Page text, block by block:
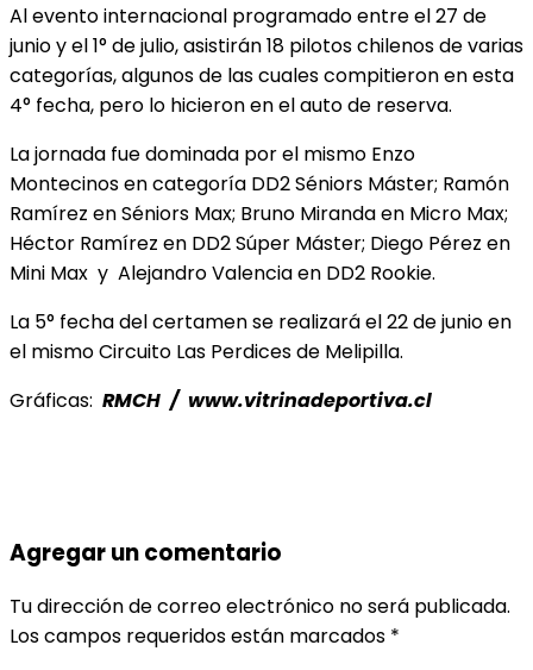
Al evento internacional programado entre el 27 de
junio y el 1° de julio, asistirán 18 pilotos chilenos de varias
categorías, algunos de las cuales compitieron en esta
4° fecha, pero lo hicieron en el auto de reserva.
La jornada fue dominada por el mismo Enzo
Montecinos en categoría DD2 Séniors Máster; Ramón
Ramírez en Séniors Max; Bruno Miranda en Micro Max;
Héctor Ramírez en DD2 Súper Máster; Diego Pérez en
Mini Max y Alejandro Valencia en DD2 Rookie.
La 5° fecha del certamen se realizará el 22 de junio en
el mismo Circuito Las Perdices de Melipilla.
Gráficas: RMCH / www.vitrinadeportiva.cl
Agregar un comentario
Tu dirección de correo electrónico no será publicada.
Los campos requeridos están marcados *